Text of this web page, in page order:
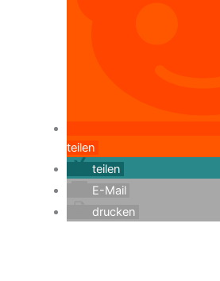
teilen
teilen
E-Mail
drucken